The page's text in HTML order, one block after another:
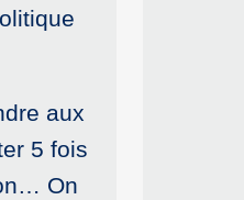
aux
5 fois
On